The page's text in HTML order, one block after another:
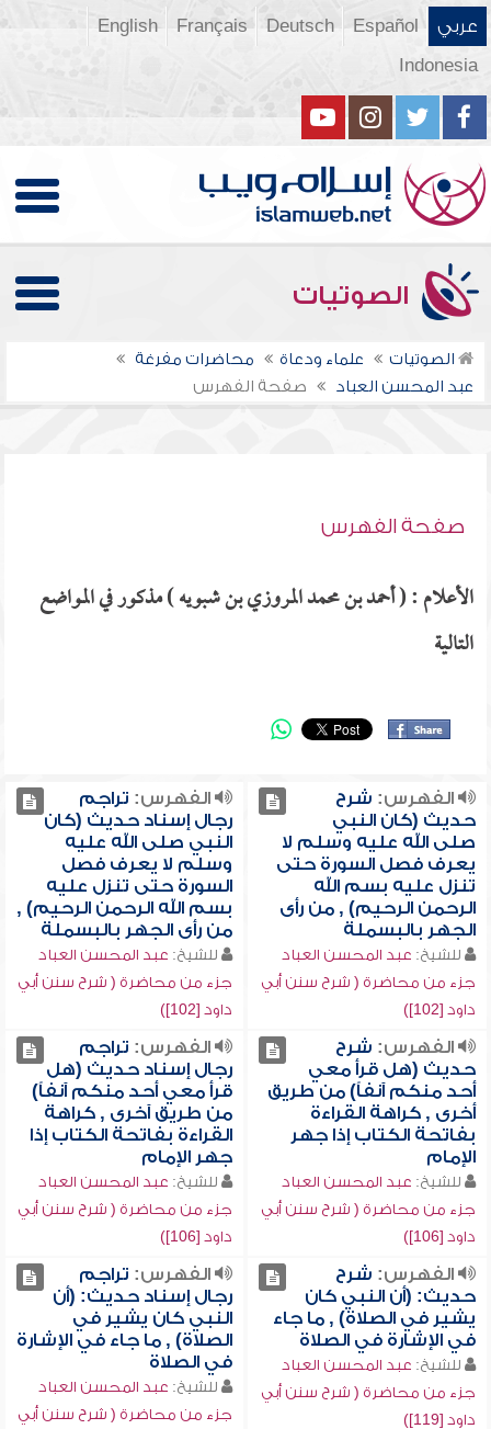
عربي Español
Deutsch
Français
English
Indonesia
الصوتيات
الصوتيات علماء ودعاة
محاضرات مفرغة
عبد المحسن العباد
صفحة الفهرس
صفحة الفهرس
الأعلام : ( أحمد بن محمد المروزي بن شبويه ) مذكور في المواضع
التالية
الفهرس: شرح
حديث (كان النبي
صلى الله عليه وسلم لا
يعرف فصل السورة حتى
تنزل عليه بسم الله
الرحمن الرحيم) , من رأى
الجهر بالبسملة
للشيخ: عبد المحسن العباد
جزء من محاضرة ( شرح سنن أبي
داود [102])
الفهرس: تراجم
رجال إسناد حديث (كان
النبي صلى الله عليه
وسلم لا يعرف فصل
السورة حتى تنزل عليه
بسم الله الرحمن الرحيم) ,
من رأى الجهر بالبسملة
للشيخ: عبد المحسن العباد
جزء من محاضرة ( شرح سنن أبي
داود [102])
الفهرس: شرح
حديث (هل قرأ معي
أحد منكم آنفاً) من طريق
أخرى , كراهة القراءة
بفاتحة الكتاب إذا جهر
الإمام
للشيخ: عبد المحسن العباد
جزء من محاضرة ( شرح سنن أبي
داود [106])
الفهرس: تراجم
رجال إسناد حديث (هل
قرأ معي أحد منكم آنفاً)
من طريق آخرى , كراهة
القراءة بفاتحة الكتاب إذا
جهر الإمام
للشيخ: عبد المحسن العباد
جزء من محاضرة ( شرح سنن أبي
داود [106])
الفهرس: شرح
حديث: (أن النبي كان
يشير في الصلاة) , ما جاء
في الإشارة في الصلاة
للشيخ: عبد المحسن العباد
جزء من محاضرة ( شرح سنن أبي
داود [119])
الفهرس: تراجم
رجال إسناد حديث: (أن
النبي كان يشير في
الصلاة) , ما جاء في الإشارة
في الصلاة
للشيخ: عبد المحسن العباد
جزء من محاضرة ( شرح سنن أبي